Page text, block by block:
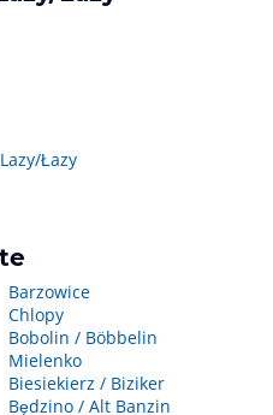
Łazy
Barzowice
Chlopy
Bobolin / Böbbelin
Mielenko
Biesiekierz / Biziker
Będzino / Alt Banzin